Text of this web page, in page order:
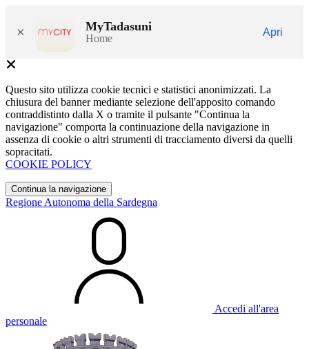
× MyTadasuni
Home
Apri
Questo sito utilizza cookie tecnici e statistici anonimizzati. La
chiusura del banner mediante selezione dell'apposito comando
contraddistinto dalla X o tramite il pulsante "Continua la
navigazione" comporta la continuazione della navigazione in
assenza di cookie o altri strumenti di tracciamento diversi da quelli
sopracitati.
COOKIE POLICY
Continua la navigazione
Regione Autonoma della Sardegna
Accedi all'area
personale